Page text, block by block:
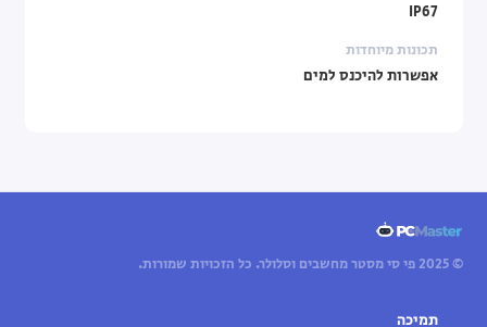
IP67
תכונות מיוחדות
אפשרות להיכנס למים
© 2025 פי סי מסטר מחשבים וסלולר. כל הזכויות שמורות.
תמיכה